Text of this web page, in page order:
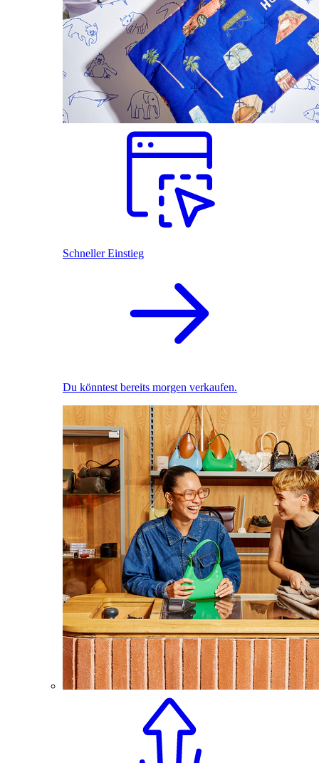
Schneller Einstieg
Du könntest bereits morgen verkaufen.